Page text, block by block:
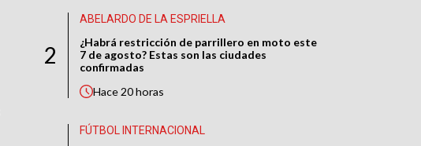
2
ABELARDO DE LA ESPRIELLA
¿Habrá restricción de parrillero en moto este
7 de agosto? Estas son las ciudades
confirmadas
Hace20 horas
FÚTBOL INTERNACIONAL